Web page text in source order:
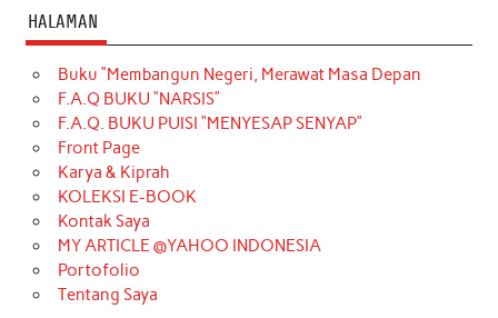
HALAMAN
Buku “Membangun Negeri, Merawat Masa Depan
F.A.Q BUKU “NARSIS”
F.A.Q. BUKU PUISI “MENYESAP SENYAP”
Front Page
Karya & Kiprah
KOLEKSI E-BOOK
Kontak Saya
MY ARTICLE @YAHOO INDONESIA
Portofolio
Tentang Saya